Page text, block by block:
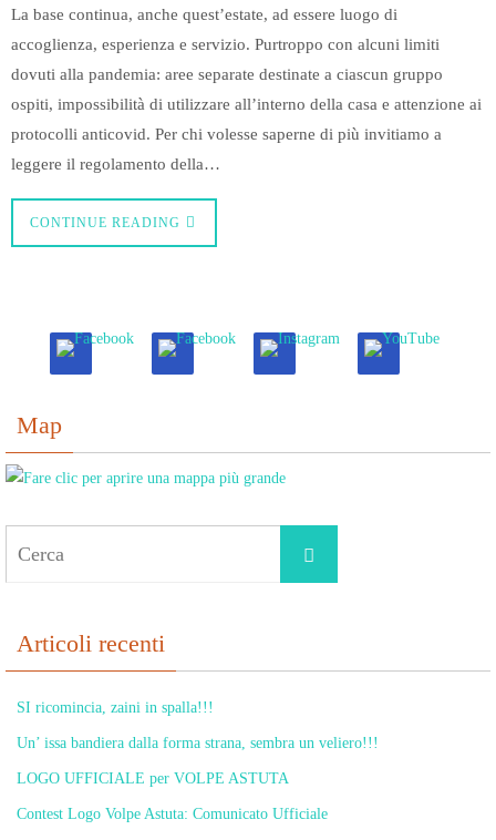
La base continua, anche quest’estate, ad essere luogo di
accoglienza, esperienza e servizio. Purtroppo con alcuni limiti
dovuti alla pandemia: aree separate destinate a ciascun gruppo
ospiti, impossibilità di utilizzare all’interno della casa e attenzione ai
protocolli anticovid. Per chi volesse saperne di più invitiamo a
leggere il regolamento della…
CONTINUE READING
Map
Cerca
Articoli recenti
SI ricomincia, zaini in spalla!!!
Un’ issa bandiera dalla forma strana, sembra un veliero!!!
LOGO UFFICIALE per VOLPE ASTUTA
Contest Logo Volpe Astuta: Comunicato Ufficiale